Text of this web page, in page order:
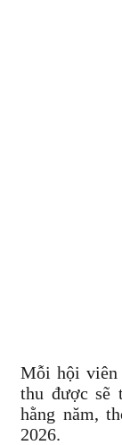
Mỗi hội viên
thu được sẽ
hằng năm,
2026.